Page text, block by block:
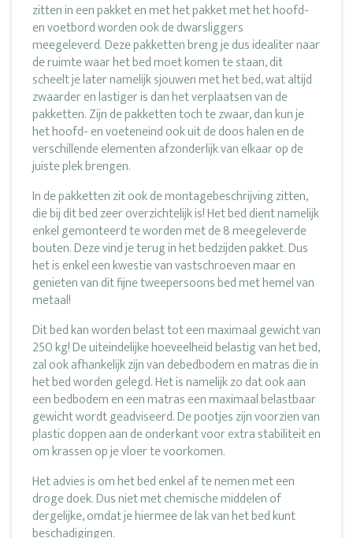
zitten in een pakket en met het pakket met het hoofd-
en voetbord worden ook de dwarsliggers
meegeleverd. Deze pakketten breng je dus idealiter naar
de ruimte waar het bed moet komen te staan, dit
scheelt je later namelijk sjouwen met het bed, wat altijd
zwaarder en lastiger is dan het verplaatsen van de
pakketten. Zijn de pakketten toch te zwaar, dan kun je
het hoofd- en voeteneind ook uit de doos halen en de
verschillende elementen afzonderlijk van elkaar op de
juiste plek brengen.
In de pakketten zit ook de montagebeschrijving zitten,
die bij dit bed zeer overzichtelijk is! Het bed dient namelijk
enkel gemonteerd te worden met de 8 meegeleverde
bouten. Deze vind je terug in het bedzijden pakket. Dus
het is enkel een kwestie van vastschroeven maar en
genieten van dit fijne tweepersoons bed met hemel van
metaal!
Dit bed kan worden belast tot een maximaal gewicht van
250 kg! De uiteindelijke hoeveelheid belastig van het bed,
zal ook afhankelijk zijn van debedbodem en matras die in
het bed worden gelegd. Het is namelijk zo dat ook aan
een bedbodem en een matras een maximaal belastbaar
gewicht wordt geadviseerd. De pootjes zijn voorzien van
plastic doppen aan de onderkant voor extra stabiliteit en
om krassen op je vloer te voorkomen.
Het advies is om het bed enkel af te nemen met een
droge doek. Dus niet met chemische middelen of
dergelijke, omdat je hiermee de lak van het bed kunt
beschadigingen.